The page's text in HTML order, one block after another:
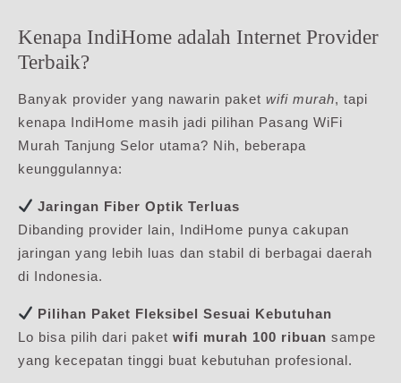
Kenapa IndiHome adalah Internet Provider
Terbaik?
Banyak provider yang nawarin paket wifi murah, tapi
kenapa IndiHome masih jadi pilihan Pasang WiFi
Murah Tanjung Selor utama? Nih, beberapa
keunggulannya:
Jaringan Fiber Optik Terluas
Dibanding provider lain, IndiHome punya cakupan
jaringan yang lebih luas dan stabil di berbagai daerah
di Indonesia.
Pilihan Paket Fleksibel Sesuai Kebutuhan
Lo bisa pilih dari paket wifi murah 100 ribuan sampe
yang kecepatan tinggi buat kebutuhan profesional.